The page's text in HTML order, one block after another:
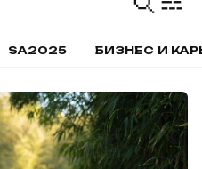
SA2025 БИЗНЕС И